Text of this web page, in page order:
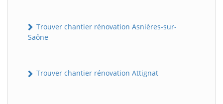
Trouver chantier rénovation Asnières-sur-
Saône
Trouver chantier rénovation Attignat